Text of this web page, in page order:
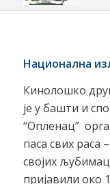
Национална
Кинолошко
је у башти и
“Опленац”
паса свих раса
својих
пријавили око